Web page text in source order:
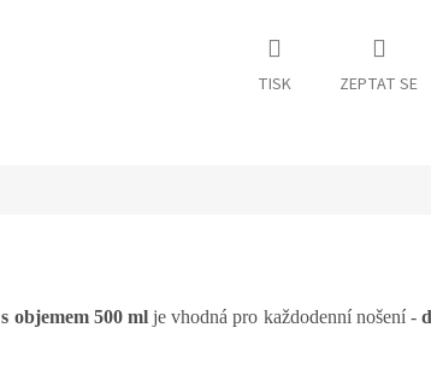
TISK ZEPTAT SE
s objemem 500 mlje vhodná pro každodenní nošení -